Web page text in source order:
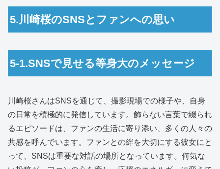
5.川崎桜のSNSとファンへの思い
5-1.SNSで見せる等身大のメッセージ
川崎桜さんはSNSを通じて、撮影現場での様子や、自身
の日常を積極的に発信しています。飾らない言葉で綴られ
るエピソードは、ファンの生活に寄り添い、多くの人々の
共感を呼んでいます。ファンとの絆を大切にする彼女にと
って、SNSは重要な対話の場所となっています。何気な